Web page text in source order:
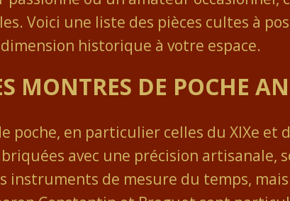
Voici une liste des pièces cultes à
historique à votre espace.
MONTRES DE POCHE
poche, en particulier celles du XIXe
avec une précision artisanale,
instruments de mesure du temps,